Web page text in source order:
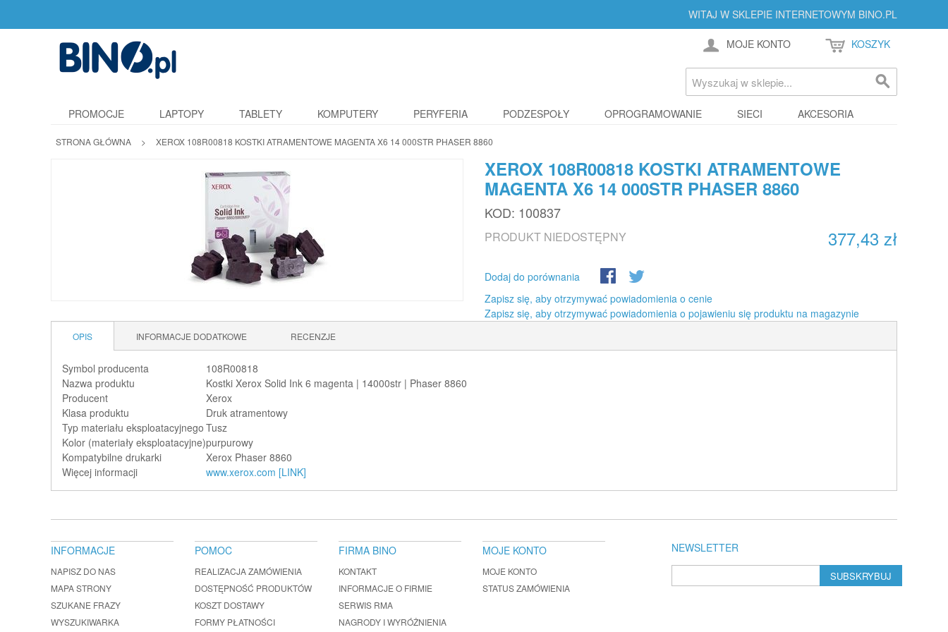
WITAJ W SKLEPIE INTERNETOWYM BINO.PL
MOJE KONTO KOSZYK
PROMOCJE LAPTOPY TABLETY KOMPUTERY PERYFERIA PODZESPOŁY OPROGRAMOWANIE SIECI AKCESORIA
STRONA GŁÓWNA > XEROX 108R00818 KOSTKI ATRAMENTOWE MAGENTA X6 14 000STR PHASER 8860
XEROX 108R00818 KOSTKI ATRAMENTOWE
MAGENTA X6 14 000STR PHASER 8860
KOD: 100837
377,43 zł
PRODUKT NIEDOSTĘPNY
Dodaj do porównania
Zapisz się, aby otrzymywać powiadomienia o cenie
Zapisz się, aby otrzymywać powiadomienia o pojawieniu się produktu na magazynie
OPIS INFORMACJE DODATKOWE RECENZJE
Symbol producenta
108R00818
Nazwa produktu
Kostki Xerox Solid Ink 6 magenta | 14000str | Phaser 8860
Producent
Xerox
Klasa produktu
Druk atramentowy
Typ materiału eksploatacyjnego Tusz
Kolor (materiały eksploatacyjne)purpurowy
Kompatybilne drukarki
Xerox Phaser 8860
Więcej informacji
www.xerox.com [LINK]
NEWSLETTER
SUBSKRYBUJ
INFORMACJE
NAPISZ DO NAS
MAPA STRONY
SZUKANE FRAZY
WYSZUKIWARKA
POMOC
REALIZACJA ZAMÓWIENIA
DOSTĘPNOŚĆ PRODUKTÓW
KOSZT DOSTAWY
FORMY PŁATNOŚCI
FIRMA BINO
KONTAKT
INFORMACJE O FIRMIE
SERWIS RMA
NAGRODY I WYRÓŻNIENIA
MOJE KONTO
MOJE KONTO
STATUS ZAMÓWIENIA